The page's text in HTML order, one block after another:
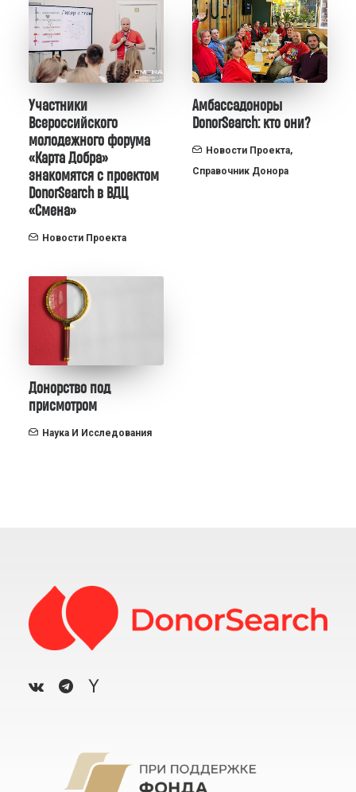
Участники
Всероссийского
молодежного форума
«Карта Добра»
знакомятся с проектом
DonorSearch в ВДЦ
«Смена»
Новости Проекта
Амбассадоноры
DonorSearch: кто они?
Новости Проекта,
Справочник Донора
Донорство под
присмотром
Наука И Исследования